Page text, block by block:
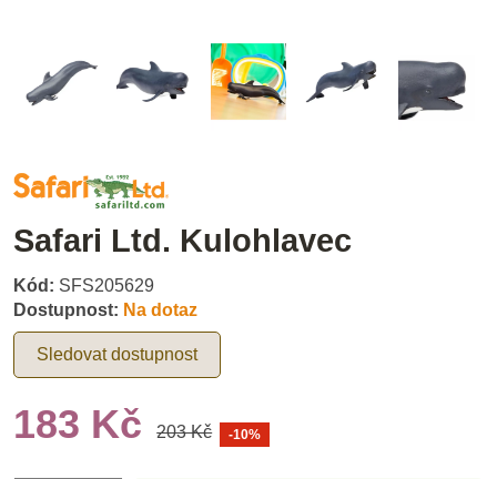
Safari Ltd. Kulohlavec
Kód: SFS205629
Dostupnost: Na dotaz
Sledovat dostupnost
183 Kč 203 Kč -10%